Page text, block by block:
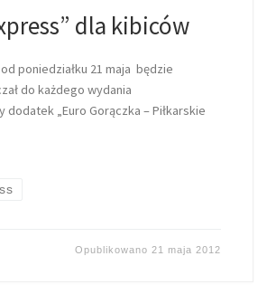
dla kibiców
poniedziałku 21 maja będzie
do każdego wydania
„Euro Gorączka – Piłkarskie
Opublikowano21 maja 2012